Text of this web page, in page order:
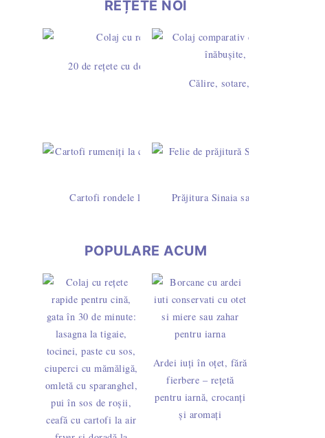
REȚETE NOI
20 de rețete cu dovlecei – idei simple pentru mic dejun,
Călire, sotare, rumenire sau
Cartofi rondele la cuptor cu pesto de busuioc și caju -
Prăjitura Sinaia sau Dunăreana cu
POPULARE ACUM
Ardei iuți în oțet, fără
fierbere – rețetă
pentru iarnă, crocanți
și aromați